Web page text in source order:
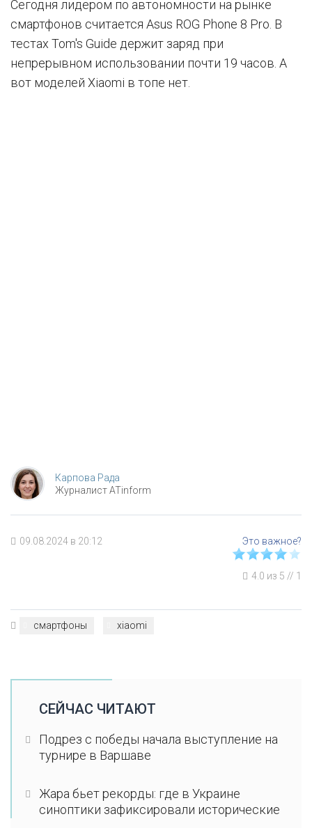
Сегодня лидером по автономности на рынке
смартфонов считается Asus ROG Phone 8 Pro. В
тестах Tom's Guide держит заряд при
непрерывном использовании почти 19 часов. А
вот моделей Xiaomi в топе нет.
Карпова Рада
Журналист ATinform
09.08.2024 в 20:12
4.0 из 5 // 1
смартфоны xiaomi
СЕЙЧАС ЧИТАЮТ
Подрез с победы начала выступление на
турнире в Варшаве
Жара бьет рекорды: где в Украине
синоптики зафиксировали исторические